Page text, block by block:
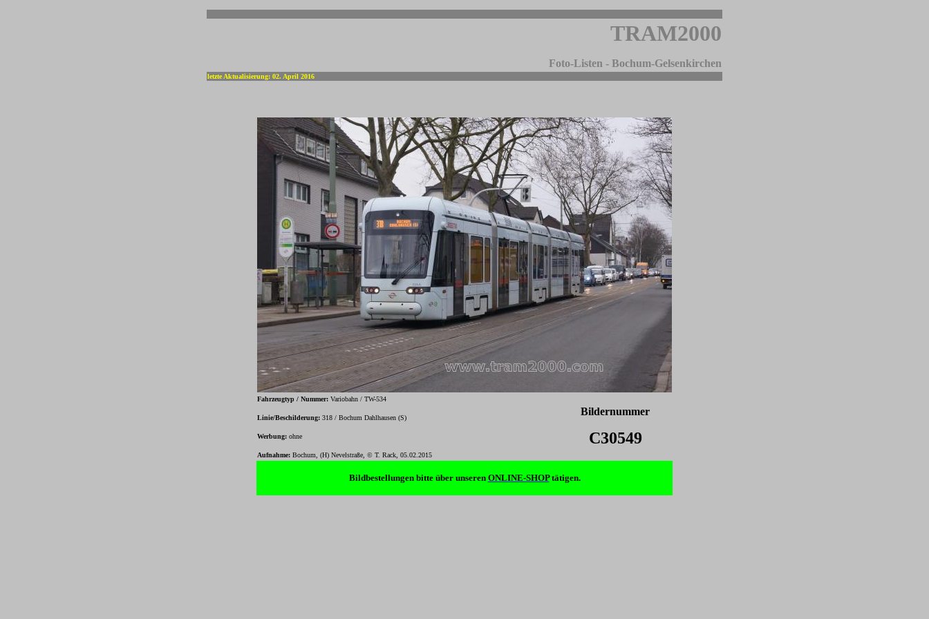
TRAM2000
Foto-Listen - Bochum-Gelsenkirchen
letzte Aktualisierung: 02. April 2016
Fahrzeugtyp / Nummer: Variobahn / TW-534
Linie/Beschilderung: 318 / Bochum Dahlhausen (S)
Werbung: ohne
Aufnahme: Bochum, (H) Nevelstraße, © T. Rack, 05.02.2015
Bildernummer
C30549
Bildbestellungen bitte über unseren ONLINE-SHOPtätigen.